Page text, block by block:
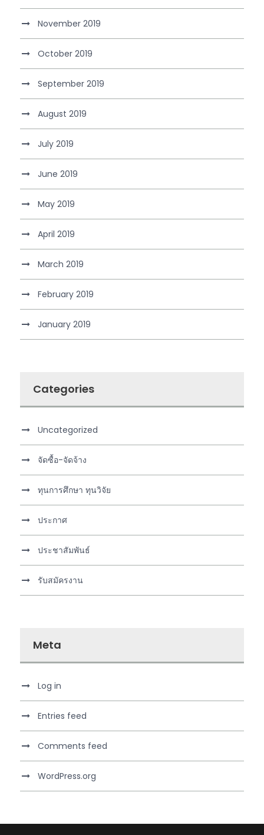
November 2019
October 2019
September 2019
August 2019
July 2019
June 2019
May 2019
April 2019
March 2019
February 2019
January 2019
Categories
Uncategorized
จัดซื้อ-จัดจ้าง
ทุนการศึกษา ทุนวิจัย
ประกาศ
ประชาสัมพันธ์
รับสมัครงาน
Meta
Log in
Entries feed
Comments feed
WordPress.org